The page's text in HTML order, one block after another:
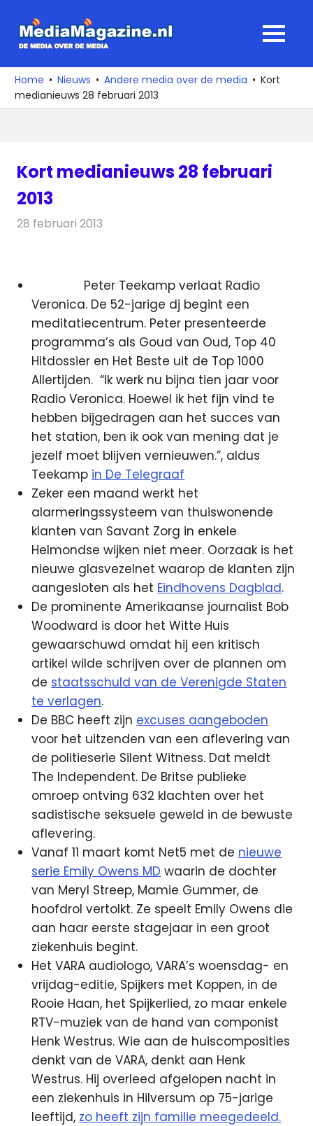
naar
media
over
de
MENU
Home Nieuws Andere media over de media
Kort
medianieuws 28 februari 2013
Kort medianieuws 28 februari
2013
28 februari 2013
Peter Teekamp verlaat Radio
Veronica. De 52-jarige dj begint een
meditatiecentrum. Peter presenteerde
programma’s als Goud van Oud, Top 40
Hitdossier en Het Beste uit de Top 1000
Allertijden.“Ik werk nu bijna tien jaar voor
Radio Veronica. Hoewel ik het fijn vind te
hebben bijgedragen aan het succes van
het station, ben ik ook van mening dat je
jezelf moet blijven vernieuwen.”, aldus
Teekamp in De Telegraaf
Zeker een maand werkt het
alarmeringssysteem van thuiswonende
klanten van Savant Zorg in enkele
Helmondse wijken niet meer. Oorzaak is het
nieuwe glasvezelnet waarop de klanten zijn
aangesloten als het Eindhovens Dagblad.
De prominente Amerikaanse journalist Bob
Woodward is door het Witte Huis
gewaarschuwd omdat hij een kritisch
artikel wilde schrijven over de plannen om
de staatsschuld van de Verenigde Staten
te verlagen.
De BBC heeft zijn excuses aangeboden
voor het uitzenden van een aflevering van
de politieserie Silent Witness. Dat meldt
The Independent. De Britse publieke
omroep ontving 632 klachten over het
sadistische seksuele geweld in de bewuste
aflevering.
Vanaf 11 maart komt Net5 met de nieuwe
serie Emily Owens MD waarin de dochter
van Meryl Streep, Mamie Gummer, de
hoofdrol vertolkt. Ze speelt Emily Owens die
aan haar eerste stagejaar in een groot
ziekenhuis begint.
Het VARA audiologo, VARA’s woensdag- en
vrijdag-editie, Spijkers met Koppen, in de
Rooie Haan, het Spijkerlied, zo maar enkele
RTV-muziek van de hand van componist
Henk Westrus. Wie aan de huiscomposities
denkt van de VARA, denkt aan Henk
Westrus. Hij overleed afgelopen nacht in
een ziekenhuis in Hilversum op 75-jarige
leeftijd, zo heeft zijn familie meegedeeld.